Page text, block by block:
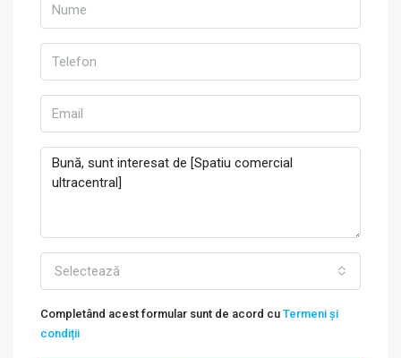
Selectează
Completând acest formular sunt de acord cu Termeni și
condiții